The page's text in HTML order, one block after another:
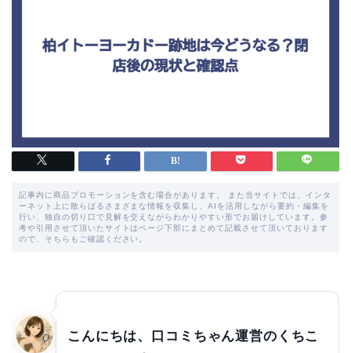
記事内に商品プロモーションを含む場合があります。 また当サイトでは、インタ
ーネット上に散らばるさまざまな情報を収集し、AIを活用しながら要約・編集を
行い、独自の切り口で見解を交えながらわかりやすい形でお届けしています。参
考や引用させて頂いたサイトはページ下部にまとめて記載させて頂いております
ので、そちらもご確認ください。
こんにちは、口コミちゃん運営のくちこ